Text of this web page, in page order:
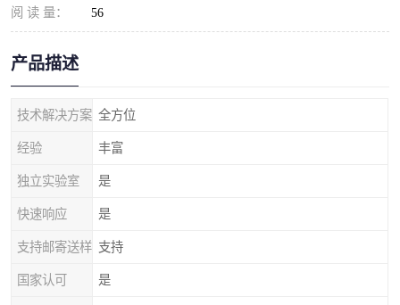
阅 读 量： 56
产品描述
技术解决方案 全方位
经验 丰富
独立实验室 是
快速响应 是
支持邮寄送样 支持
国家认可 是